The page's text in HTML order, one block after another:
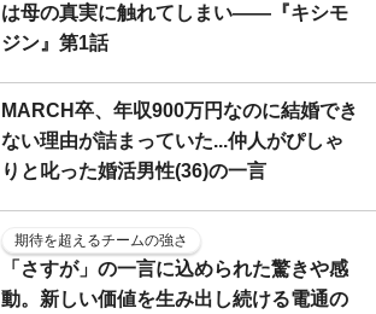
は母の真実に触れてしまい――『キシモ
ジン』第1話
MARCH卒、年収900万円なのに結婚でき
ない理由が詰まっていた...仲人がぴしゃ
りと叱った婚活男性(36)の一言
期待を超えるチームの強さ
「さすが」の一言に込められた驚きや感
動。新しい価値を生み出し続ける電通の